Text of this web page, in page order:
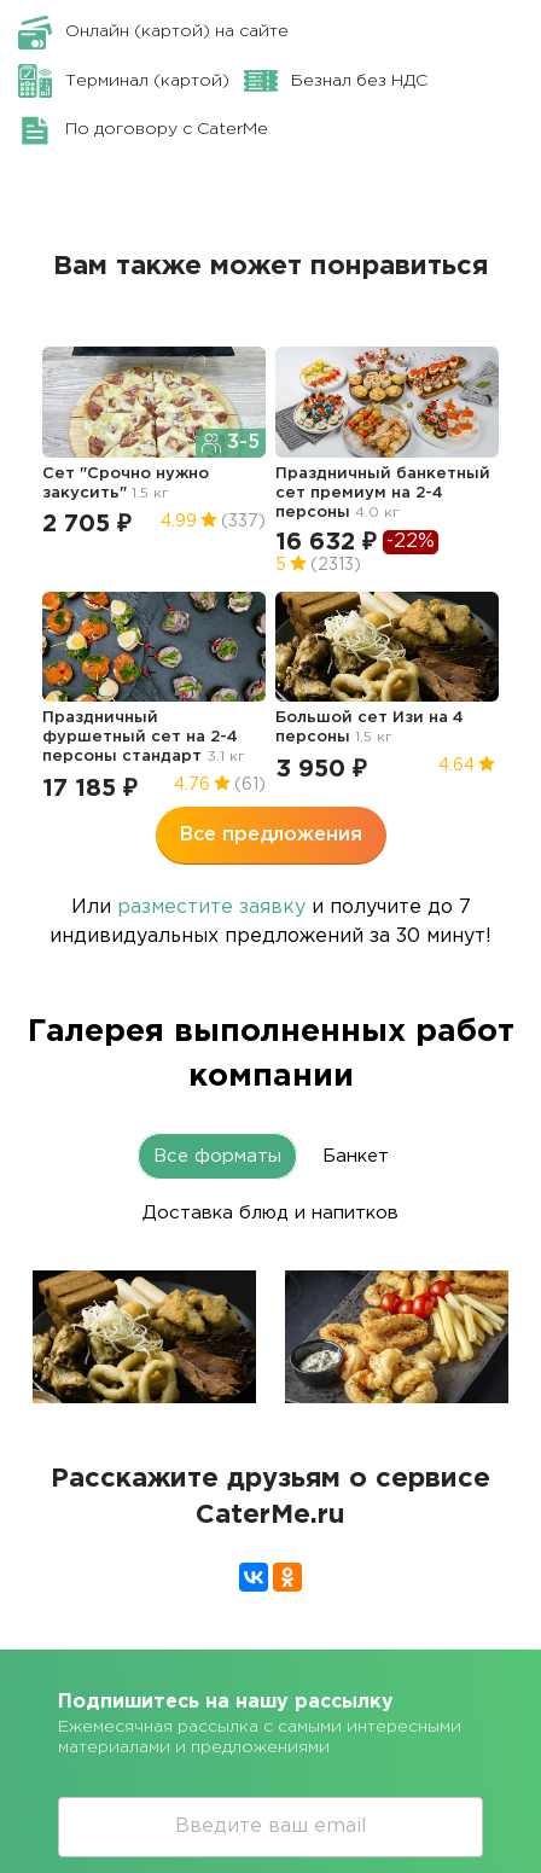
Онлайн (картой) на сайте
Терминал (картой) Безнал без НДС
По договору с CaterMe
Вам также может понравиться
3-5
Сет "Срочно нужно
закусить" 1.5 кг
2 705 ₽ 4.99 (337)
Праздничный банкетный
сет премиум на 2-4
персоны 4.0 кг
16 632 ₽ -22%
5 (2313)
Праздничный
фуршетный сет на 2-4
персоны стандарт 3.1 кг
17 185 ₽ 4.76 (61)
Большой сет Изи на 4
персоны 1.5 кг
3 950 ₽ 4.64
Все предложения
Или разместите заявкуи получите до 7
индивидуальных предложений за 30 минут!
Галерея выполненных работ
компании
Все форматы Банкет
Доставка блюд и напитков
Расскажите друзьям о сервисе
CaterMe.ru
Подпишитесь на нашу рассылку
Ежемесячная рассылка с самыми интересными
материалами и предложениями